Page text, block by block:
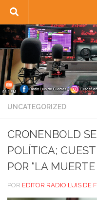
Saltar al contenido
UNCATEGORIZED
CRONENBOLD
POLÍTICA;
POR “LA
POR EDITOR RADIO LUIS DE